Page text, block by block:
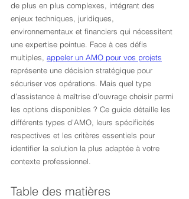
de plus en plus complexes, intégrant des
enjeux techniques, juridiques,
environnementaux et financiers qui nécessitent
une expertise pointue. Face à ces défis
multiples, appeler un AMO pour vos projets
représente une décision stratégique pour
sécuriser vos opérations. Mais quel type
d’assistance à maîtrise d’ouvrage choisir parmi
les options disponibles ? Ce guide détaille les
différents types d’AMO, leurs spécificités
respectives et les critères essentiels pour
identifier la solution la plus adaptée à votre
contexte professionnel.
Table des matières